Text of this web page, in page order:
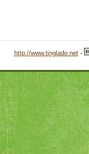
http://www.tinglado.net-